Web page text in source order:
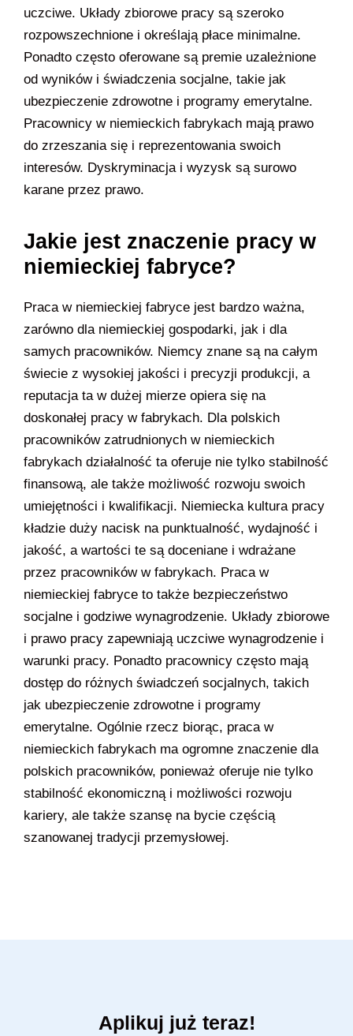
uczciwe. Układy zbiorowe pracy są szeroko
rozpowszechnione i określają płace minimalne.
Ponadto często oferowane są premie uzależnione
od wyników i świadczenia socjalne, takie jak
ubezpieczenie zdrowotne i programy emerytalne.
Pracownicy w niemieckich fabrykach mają prawo
do zrzeszania się i reprezentowania swoich
interesów. Dyskryminacja i wyzysk są surowo
karane przez prawo.
Jakie jest znaczenie pracy w
niemieckiej fabryce?
Praca w niemieckiej fabryce jest bardzo ważna,
zarówno dla niemieckiej gospodarki, jak i dla
samych pracowników. Niemcy znane są na całym
świecie z wysokiej jakości i precyzji produkcji, a
reputacja ta w dużej mierze opiera się na
doskonałej pracy w fabrykach. Dla polskich
pracowników zatrudnionych w niemieckich
fabrykach działalność ta oferuje nie tylko stabilność
finansową, ale także możliwość rozwoju swoich
umiejętności i kwalifikacji. Niemiecka kultura pracy
kładzie duży nacisk na punktualność, wydajność i
jakość, a wartości te są doceniane i wdrażane
przez pracowników w fabrykach. Praca w
niemieckiej fabryce to także bezpieczeństwo
socjalne i godziwe wynagrodzenie. Układy zbiorowe
i prawo pracy zapewniają uczciwe wynagrodzenie i
warunki pracy. Ponadto pracownicy często mają
dostęp do różnych świadczeń socjalnych, takich
jak ubezpieczenie zdrowotne i programy
emerytalne. Ogólnie rzecz biorąc, praca w
niemieckich fabrykach ma ogromne znaczenie dla
polskich pracowników, ponieważ oferuje nie tylko
stabilność ekonomiczną i możliwości rozwoju
kariery, ale także szansę na bycie częścią
szanowanej tradycji przemysłowej.
Aplikuj już teraz!